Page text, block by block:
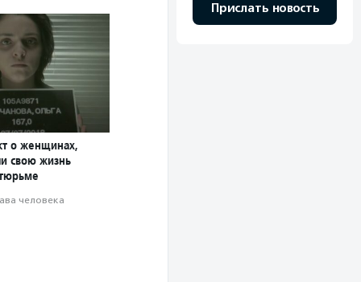
о женщинах,
свою жизнь
человека
Прислать новость